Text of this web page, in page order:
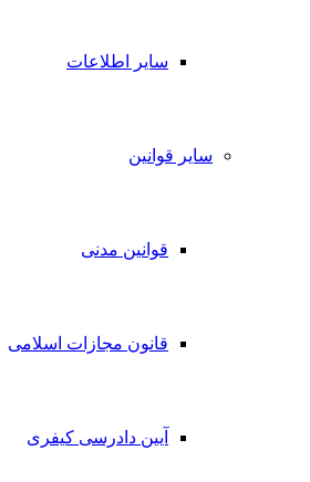
سایر اطلاعات
سایر قوانین
قوانین مدنی
قانون مجازات اسلامی
آیین دادرسی کیفری